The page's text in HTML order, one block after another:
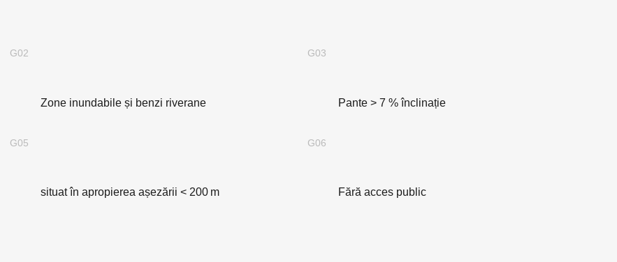
G02
Zone inundabile și benzi riverane
G03
Pante > 7 % înclinație
G05
situat în apropierea așezării < 200 m
G06
Fără acces public